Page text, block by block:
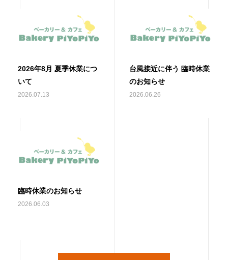
2026年8月 夏季休業につ
いて
2026.07.13
台風接近に伴う 臨時休業
のお知らせ
2026.06.26
臨時休業のお知らせ
2026.06.03